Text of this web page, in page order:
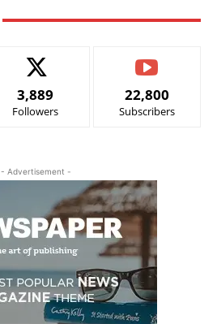
3,889
Followers
22,800
Subscribers
- Advertisement -